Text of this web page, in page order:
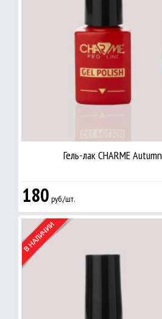
Гель-лак CHARME
180 руб./шт.